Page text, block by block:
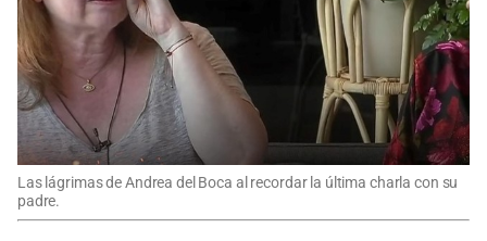
Las lágrimas de Andrea del Boca al recordar la última charla con su
padre.